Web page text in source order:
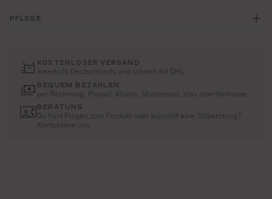
PFLEGE
KOSTENLOSER VERSAND
innerhalb Deutschlands und schnell mit DHL
BEQUEM BEZAHLEN
per Rechnung, Paypal, Klarna, Mastercard, Visa oder Vorkasse
BERATUNG
Du hast Fragen zum Produkt oder wünscht eine Stilberatung?
Kontaktiere uns